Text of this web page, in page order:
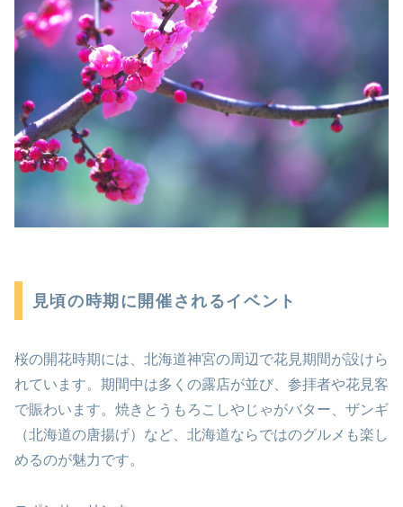
見頃の時期に開催されるイベント
桜の開花時期には、北海道神宮の周辺で花見期間が設けら
れています。期間中は多くの露店が並び、参拝者や花見客
で賑わいます。焼きとうもろこしやじゃがバター、ザンギ
（北海道の唐揚げ）など、北海道ならではのグルメも楽し
めるのが魅力です。